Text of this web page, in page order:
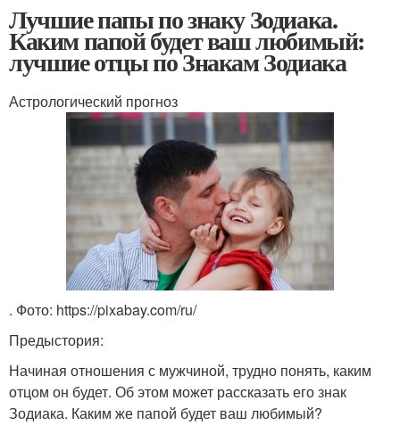
Лучшие папы по знаку Зодиака.
Каким папой будет ваш любимый:
лучшие отцы по Знакам Зодиака
Астрологический прогноз
. Фото: https://pixabay.com/ru/
Предыстория:
Начиная отношения с мужчиной, трудно понять, каким
отцом он будет. Об этом может рассказать его знак
Зодиака. Каким же папой будет ваш любимый?